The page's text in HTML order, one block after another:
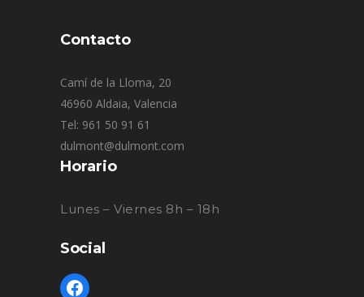
Contacto
Camí de la Lloma, 20
46960 Aldaia, Valencia
Tel: 961 50 91 61
dulmont@dulmont.com
Horario
Lunes – Viernes 8h – 18h
Social